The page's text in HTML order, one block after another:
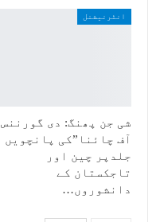
انٹرنیشنل
شی جن پھنگ: دی گورننس
آف چائنا”کی پانچویں
جلدپر چین اور
تاجکستان کے
دانشوروں…